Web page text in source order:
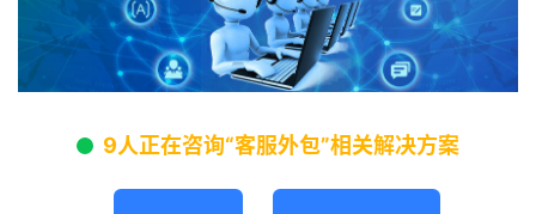
9人正在咨询“客服外包”相关解决方案